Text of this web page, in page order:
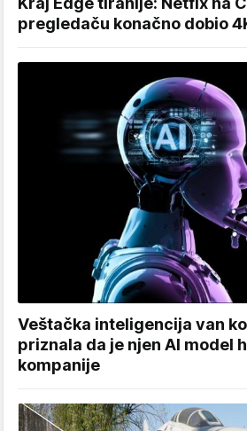
pregledaču konačno dobio
Veštačka inteligencija van
priznala da je njen AI model
kompanije